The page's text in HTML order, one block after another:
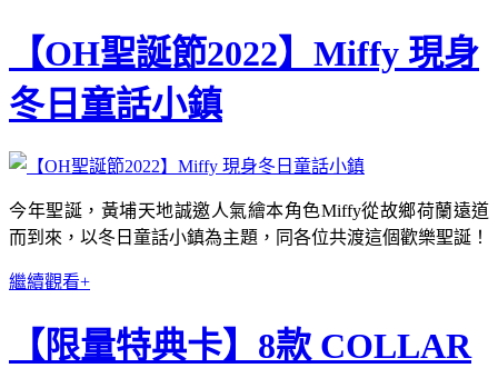
【OH聖誕節2022】Miffy 現身
冬日童話小鎮
今年聖誕，黃埔天地誠邀人氣繪本角色Miffy從故鄉荷蘭遠道
而到來，以冬日童話小鎮為主題，同各位共渡這個歡樂聖誕！
繼續觀看+
【限量特典卡】8款 COLLAR